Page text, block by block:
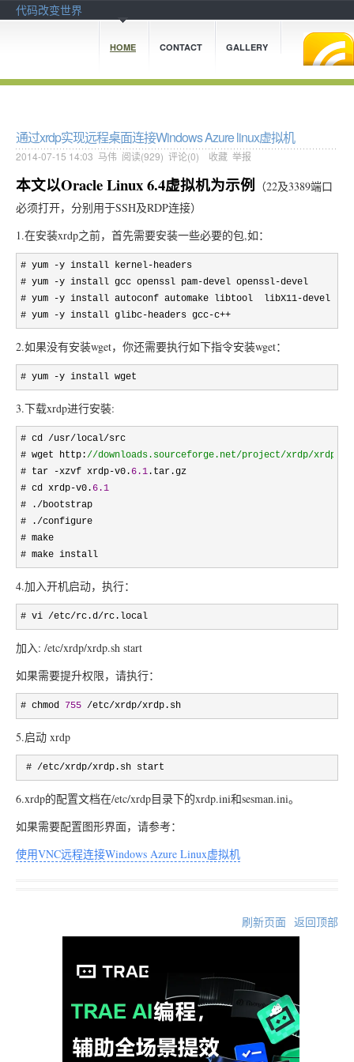
代码改变世界
HOME CONTACT GALLERY
通过xrdp实现远程桌面连接Windows Azure linux虚拟机
2014-07-15 14:03 马伟 阅读(929) 评论(0) 收藏 举报
本文以Oracle Linux 6.4虚拟机为示例 （22及3389端口
必须打开，分别用于SSH及RDP连接）
1.在安装xrdp之前，首先需要安装一些必要的包,如：
# yum -y install kernel-headers
# yum
-y install gcc openssl pam-devel openssl-devel
# yum
-y install autoconf automake libtool  libX11-devel
# yum
-y install glibc-headers gcc-c++
2.如果没有安装wget，你还需要执行如下指令安装wget：
# yum -y install wget
3.下载xrdp进行安裝:
# cd /usr/local/src
# wget http://downloads.sourceforge.net/project/xrdp/xrdp/
# tar -xzvf xrdp-v0. 6.1 .tar.gz
# cd xrdp-v0. 6.1
# ./bootstrap
# ./configure
# make
# make install
4.加入开机启动，执行：
# vi /etc/rc.d/rc.local
加入: /etc/xrdp/xrdp.sh start
如果需要提升权限，请执行：
# chmod 755 /etc/xrdp/xrdp.sh
5.启动 xrdp
# /etc/xrdp/xrdp.sh start
6.xrdp的配置文档在/etc/xrdp目录下的xrdp.ini和sesman.ini。
如果需要配置图形界面，请参考：
使用VNC远程连接Windows Azure Linux虚拟机
刷新页面 返回顶部